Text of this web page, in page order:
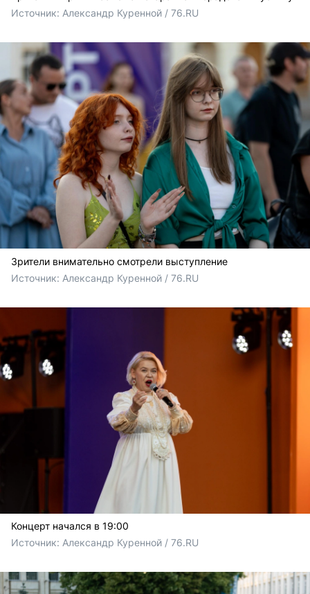
Источник: Александр Куренной / 76.RU
Зрители внимательно смотрели выступление
Источник: Александр Куренной / 76.RU
Концерт начался в 19:00
Источник: Александр Куренной / 76.RU